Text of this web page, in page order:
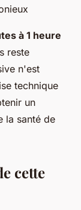
à 1 heure
reste
n'est
technique
un
la santé de
cette